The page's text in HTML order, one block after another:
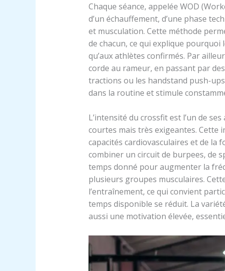
Chaque séance, appelée WOD
d’un échauffement, d’une phase
et musculation. Cette méthode
de chacun, ce qui explique
qu’aux athlètes confirmés. Par
corde au rameur, en passant par
tractions ou les handstand push-
dans la routine et stimule
L’intensité du crossfit est l’un de
courtes mais très exigeantes.
capacités cardiovasculaires et de la
combiner un circuit de burpees, de
temps donné pour augmenter la
plusieurs groupes musculaires.
l’entraînement, ce qui convient
temps disponible se réduit. La
aussi une motivation élevée,